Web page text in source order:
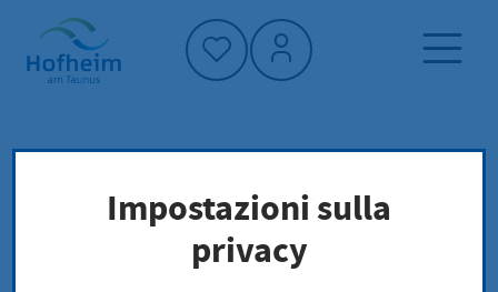
Home"
Pagina iniziale
Vivere a Hofheim
Società e questioni sociali
Adolescenti
Impostazioni sulla
privacy